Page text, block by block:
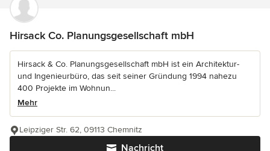
Hirsack Co. Planungsgesellschaft mbH
Hirsack & Co. Planungsgesellschaft mbH ist ein Architektur-
und Ingenieurbüro, das seit seiner Gründung 1994 nahezu
400 Projekte im Wohnun...
Mehr
Nachricht
Leipziger Str. 62, 09113 Chemnitz